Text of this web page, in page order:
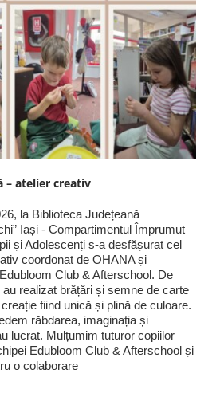
– atelier creativ
la Biblioteca Județeană
Iași - Compartimentul Împrumut
și Adolescenți s-a desfășurat cel
coordonat de OHANA și
Club & Afterschool. De
realizat brățări și semne de carte
fiind unică și plină de culoare.
răbdarea, imaginația și
lucrat. Mulțumim tuturor copiilor
Edubloom Club & Afterschool și
o colaborare